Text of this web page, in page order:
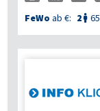
FeWo ab €: 2  65